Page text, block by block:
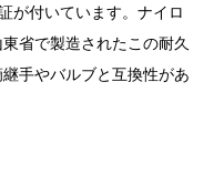
が付いています。ナイロ
省で製造されたこの耐久
手やバルブと互換性があ